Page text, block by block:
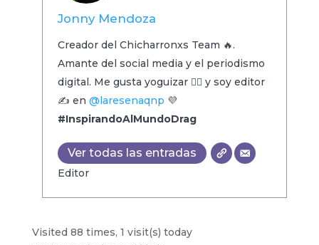
Jonny Mendoza
Creador del Chicharronxs Team 🔥.
Amante del social media y el periodismo
digital. Me gusta yoguizar 🧘‍♂️ y soy editor
✍️ en @laresenaqnp 💜
#InspirandoAlMundoDrag
Ver todas las entradas
Editor
Visited 88 times, 1 visit(s) today